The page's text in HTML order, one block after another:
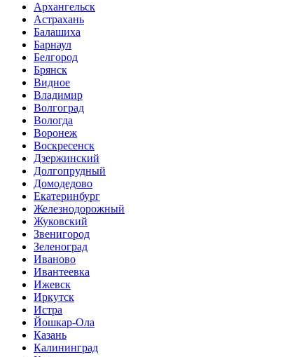
Архангельск
Астрахань
Балашиха
Барнаул
Белгород
Брянск
Видное
Владимир
Волгоград
Вологда
Воронеж
Воскресенск
Дзержинский
Долгопрудный
Домодедово
Екатеринбург
Железнодорожный
Жуковский
Звенигород
Зеленоград
Иваново
Ивантеевка
Ижевск
Иркутск
Истра
Йошкар-Ола
Казань
Калининград